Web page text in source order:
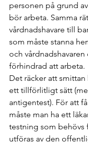
personen på grund
bör arbeta. Samma
vårdnadshavare till
som måste stanna
och vårdnadshavaren
förhindrad att arbeta.
Det räcker att
ett tillförlitligt sätt
antigentest). För att
måste man ha ett
testning som behövs
utföras av den